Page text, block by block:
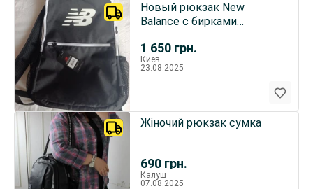
1 650 грн.
Новый рюкзак New
Balance c бирками
30 л
Киев
23.08.2025
690 грн.
Жіночий рюкзак сумка
Калуш
07.08.2025